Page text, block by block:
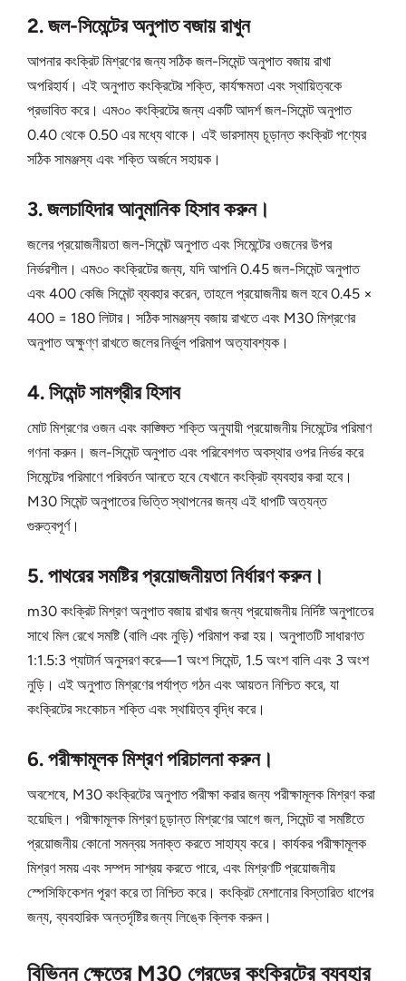
2. জল-সিমেন্টের অনুপাত বজায় রাখুন
আপনার কংক্রিট মিশ্রণের জন্য সঠিক জল-সিমেন্ট অনুপাত বজায় রাখা
অপরিহার্য। এই অনুপাত কংক্রিটের শক্তি, কার্যক্ষমতা এবং স্থায়িত্বকে
প্রভাবিত করে। এম৩০ কংক্রিটের জন্য একটি আদর্শ জল-সিমেন্ট অনুপাত
0.40 থেকে 0.50 এর মধ্যে থাকে। এই ভারসাম্য চূড়ান্ত কংক্রিট পণ্যের
সঠিক সামঞ্জস্য এবং শক্তি অর্জনে সহায়ক।
3. জলচাহিদার আনুমানিক হিসাব করুন।
জলের প্রয়োজনীয়তা জল-সিমেন্ট অনুপাত এবং সিমেন্টের ওজনের উপর
নির্ভরশীল। এম৩০ কংক্রিটের জন্য, যদি আপনি 0.45 জল-সিমেন্ট অনুপাত
এবং 400 কেজি সিমেন্ট ব্যবহার করেন, তাহলে প্রয়োজনীয় জল হবে 0.45 ×
400 = 180 লিটার। সঠিক সামঞ্জস্য বজায় রাখতে এবং M30 মিশ্রণের
অনুপাত অক্ষুণ্ণ রাখতে জলের নির্ভুল পরিমাপ অত্যাবশ্যক।
4. সিমেন্ট সামগ্রীর হিসাব
মোট মিশ্রণের ওজন এবং কাঙ্ক্ষিত শক্তি অনুযায়ী প্রয়োজনীয় সিমেন্টের পরিমাণ
গণনা করুন। জল-সিমেন্ট অনুপাত এবং পরিবেশগত অবস্থার ওপর নির্ভর করে
সিমেন্টের পরিমাণে পরিবর্তন আনতে হবে যেখানে কংক্রিট ব্যবহার করা হবে।
M30 সিমেন্ট অনুপাতের ভিত্তি স্থাপনের জন্য এই ধাপটি অত্যন্ত
গুরুত্বপূর্ণ।
5. পাথরের সমষ্টির প্রয়োজনীয়তা নির্ধারণ করুন।
m30 কংক্রিট মিশ্রণ অনুপাত বজায় রাখার জন্য প্রয়োজনীয় নির্দিষ্ট অনুপাতের
সাথে মিল রেখে সমষ্টি (বালি এবং নুড়ি) পরিমাপ করা হয়। অনুপাতটি সাধারণত
1:1.5:3 প্যাটার্ন অনুসরণ করে—1 অংশ সিমেন্ট, 1.5 অংশ বালি এবং 3 অংশ
নুড়ি। এই অনুপাত মিশ্রণের পর্যাপ্ত গঠন এবং আয়তন নিশ্চিত করে, যা
কংক্রিটের সংকোচন শক্তি এবং স্থায়িত্ব বৃদ্ধি করে।
6. পরীক্ষামূলক মিশ্রণ পরিচালনা করুন।
অবশেষে, M30 কংক্রিটের অনুপাত পরীক্ষা করার জন্য পরীক্ষামূলক মিশ্রণ করা
হয়েছিল। পরীক্ষামূলক মিশ্রণ চূড়ান্ত মিশ্রণের আগে জল, সিমেন্ট বা সমষ্টিতে
প্রয়োজনীয় কোনো সমন্বয় সনাক্ত করতে সাহায্য করে। কার্যকর পরীক্ষামূলক
মিশ্রণ সময় এবং সম্পদ সাশ্রয় করতে পারে, এবং মিশ্রণটি প্রয়োজনীয়
স্পেসিফিকেশন পূরণ করে তা নিশ্চিত করে। কংক্রিট মেশানোর বিস্তারিত ধাপের
জন্য, ব্যবহারিক অন্তর্দৃষ্টির জন্য লিঙ্কে ক্লিক করুন।
বিভিন্ন ক্ষেত্রে M30 গ্রেডের কংক্রিটের ব্যবহার